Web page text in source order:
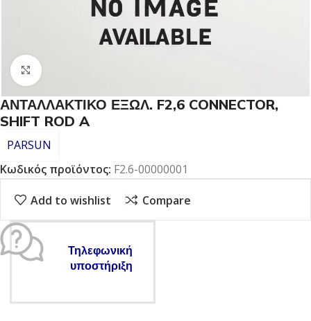
Click to enlarge
ΑΝΤΑΛΛΑΚΤΙΚΟ ΕΞΩΛ. F2,6 CONNECTOR,
SHIFT ROD A
PARSUN
Κωδικός προϊόντος: F2.6-00000001
Add to wishlist Compare
Τηλεφωνική
υποστήριξη